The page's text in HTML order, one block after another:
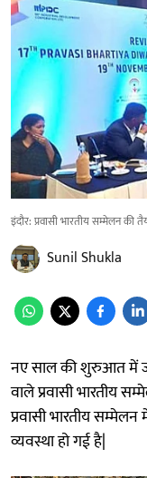
इंदौर: प्रवासी भारतीय सम्मेलन की
Sunil Shukla
नए साल की शुरुआत में
वाले प्रवासी भारतीय
प्रवासी भारतीय
व्यवस्था हो गई है|